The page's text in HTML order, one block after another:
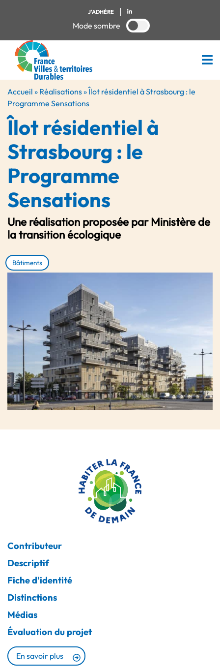
J'ADHÈRE
Mode sombre
Accueil » Réalisations» Îlot résidentiel à Strasbourg : le
Programme Sensations
Îlot résidentiel à
Strasbourg : le
Programme
Sensations
Une réalisation proposée par Ministère de
la transition écologique
Bâtiments
Contributeur
Descriptif
Fiche d'identité
Distinctions
Médias
Évaluation du projet
En savoir plus